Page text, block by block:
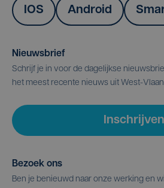
IOS Android
Nieuwsbrief
Schrijf je in voor de dagelijkse
het meest recente nieuws uit West-
Inschrijven
Bezoek ons
Ben je benieuwd naar onze werking en